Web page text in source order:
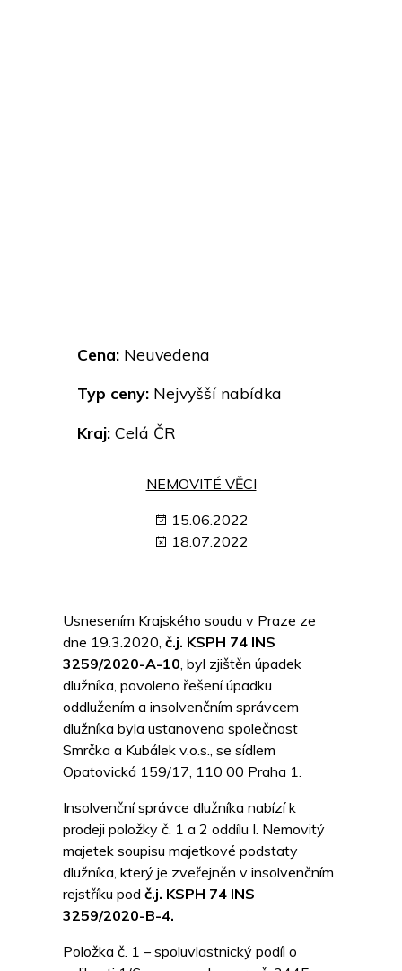
Cena: Neuvedena
Typ ceny: Nejvyšší nabídka
Kraj: Celá ČR
NEMOVITÉ VĚCI
15.06.2022
18.07.2022
Usnesením Krajského soudu v Praze ze
dne 19.3.2020, č.j. KSPH 74 INS
3259/2020-A-10, byl zjištěn úpadek
dlužníka, povoleno řešení úpadku
oddlužením a insolvenčním správcem
dlužníka byla ustanovena společnost
Smrčka a Kubálek v.o.s., se sídlem
Opatovická 159/17, 110 00 Praha 1.
Insolvenční správce dlužníka nabízí k
prodeji položky č. 1 a 2 oddílu I. Nemovitý
majetek soupisu majetkové podstaty
dlužníka, který je zveřejněn v insolvenčním
rejstříku pod č.j. KSPH 74 INS
3259/2020-B-4.
Položka č. 1 – spoluvlastnický podíl o